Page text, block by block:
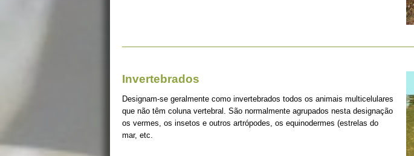
Invertebrados
Designam-se geralmente como invertebrados todos os animais multicelulares
que não têm coluna vertebral. São normalmente agrupados nesta designação
os vermes, os insetos e outros artrópodes, os equinodermes (estrelas do
mar, etc.